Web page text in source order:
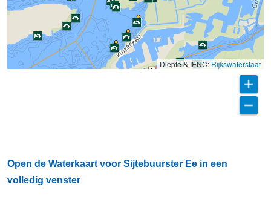
Diepte & IENC: Rijkswaterstaat
Open de Waterkaart voor Sijtebuurster Ee in een
volledig venster